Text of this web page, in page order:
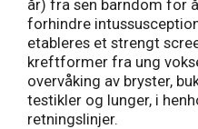
år) fra sen barndom for
forhindre
etableres et strengt
kreftformer fra ung
overvåking av bryster,
testikler og lunger, i
retningslinjer.